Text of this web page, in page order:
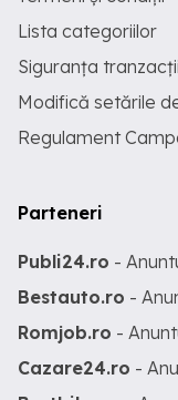
Lista categoriilor
Siguranța
Modifică setările
Regulament
Parteneri
Publi24.ro -
Bestauto.ro -
Romjob.ro -
Cazare24.ro -